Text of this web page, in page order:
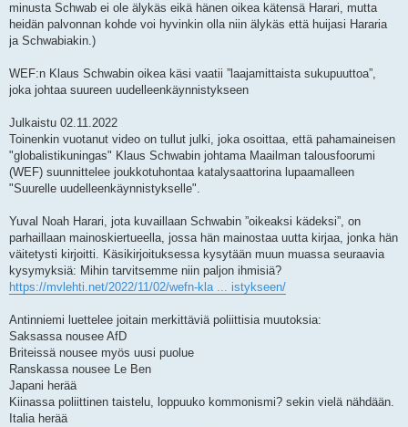
minusta Schwab ei ole älykäs eikä hänen oikea kätensä Harari, mutta
heidän palvonnan kohde voi hyvinkin olla niin älykäs että huijasi Hararia
ja Schwabiakin.)
WEF:n Klaus Schwabin oikea käsi vaatii ”laajamittaista sukupuuttoa”,
joka johtaa suureen uudelleenkäynnistykseen
Julkaistu 02.11.2022
Toinenkin vuotanut video on tullut julki, joka osoittaa, että pahamaineisen
"globalistikuningas" Klaus Schwabin johtama Maailman talousfoorumi
(WEF) suunnittelee joukkotuhontaa katalysaattorina lupaamalleen
"Suurelle uudelleenkäynnistykselle".
Yuval Noah Harari, jota kuvaillaan Schwabin ”oikeaksi kädeksi”, on
parhaillaan mainoskiertueella, jossa hän mainostaa uutta kirjaa, jonka hän
väitetysti kirjoitti. Käsikirjoituksessa kysytään muun muassa seuraavia
kysymyksiä: Mihin tarvitsemme niin paljon ihmisiä?
https://mvlehti.net/2022/11/02/wefn-kla ... istykseen/
Antinniemi luettelee joitain merkittäviä poliittisia muutoksia:
Saksassa nousee AfD
Briteissä nousee myös uusi puolue
Ranskassa nousee Le Ben
Japani herää
Kiinassa poliittinen taistelu, loppuuko kommonismi? sekin vielä nähdään.
Italia herää